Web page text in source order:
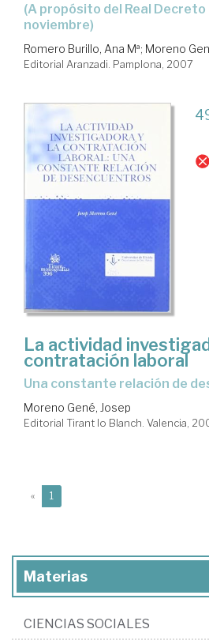
(a propósito del Real Decreto 1369/2006, de 24 de
noviembre)
Romero Burillo, Ana Mª; Moreno
Editorial Aranzadi. Pamplona, 2007
La actividad
contratación laboral
una constante relación de
Moreno Gené, Josep
Editorial Tirant lo Blanch. Valencia,
« 1
Materias
CIENCIAS SOCIALES